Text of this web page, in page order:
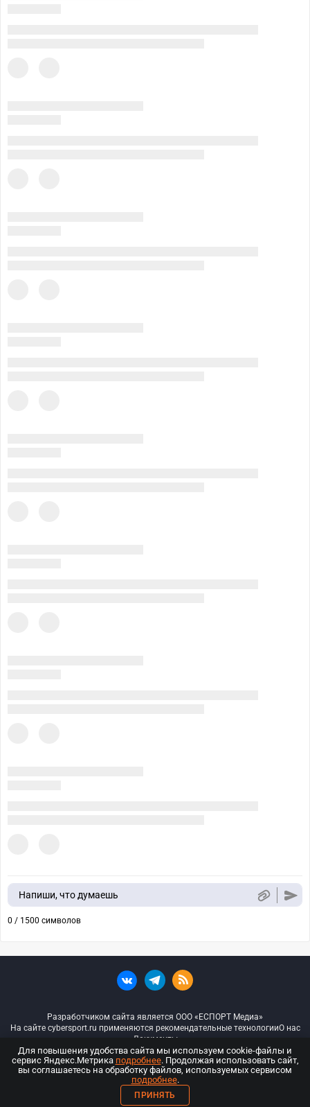
Напиши, что думаешь
0 / 1500 символов
Разработчиком сайта является ООО «ЕСПОРТ Медиа»
На сайте cybersport.ru применяются рекомендательные технологииО нас
Документы
© ООО «Киберспорт.ру» — Все права защищены
18+
Для повышения удобства сайта мы используем cookie-файлы и
сервис Яндекс.Метрика подробнее. Продолжая использовать сайт,
вы соглашаетесь на обработку файлов, используемых сервисом
подробнее.
ПРИНЯТЬ